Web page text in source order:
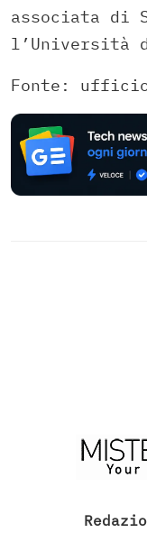
associata di
l’Università
Fonte: ufficio